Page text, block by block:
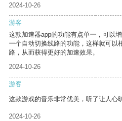
2024-10-26
游客
这款加速器app的功能有点单一，可以
一个自动切换线路的功能，这样就可以
路，从而获得更好的加速效果。
2024-10-26
游客
这款游戏的音乐非常优美，听了让人心
2024-10-26